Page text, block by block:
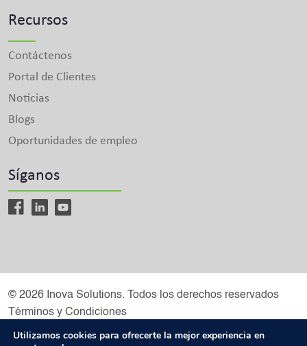
Recursos
Contáctenos
Portal de Clientes
Noticias
Blogs
Oportunidades de empleo
Síganos
© 2026 Inova Solutions. Todos los derechos reservados
Términos y Condiciones
Inova Solutions es un Solutions Partner de Microsoft
Utilizamos cookies para ofrecerte la mejor experiencia en